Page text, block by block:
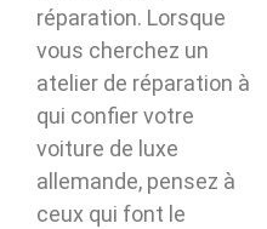
réparation. Lorsque
vous cherchez un
atelier de réparation à
qui confier votre
voiture de luxe
allemande, pensez à
ceux qui font le